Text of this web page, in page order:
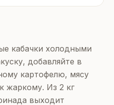
кабачки холодными
добавляйте в
картофелю, мясу
жаркому. Из 2 кг
выходит